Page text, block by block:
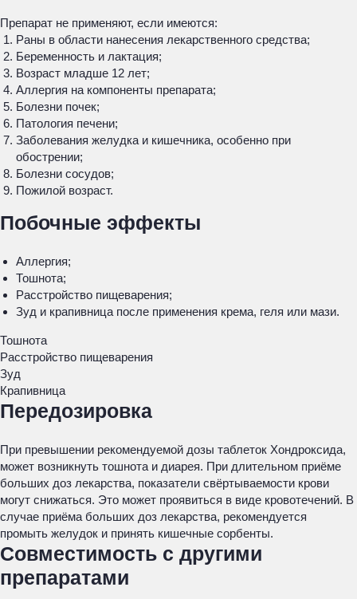
Препарат не применяют, если имеются:
Раны в области нанесения лекарственного средства;
Беременность и лактация;
Возраст младше 12 лет;
Аллергия на компоненты препарата;
Болезни почек;
Патология печени;
Заболевания желудка и кишечника, особенно при
обострении;
Болезни сосудов;
Пожилой возраст.
Побочные эффекты
Аллергия;
Тошнота;
Расстройство пищеварения;
Зуд и крапивница после применения крема, геля или мази.
Тошнота
Расстройство пищеварения
Зуд
Крапивница
Передозировка
При превышении рекомендуемой дозы таблеток Хондроксида,
может возникнуть тошнота и диарея. При длительном приёме
больших доз лекарства, показатели свёртываемости крови
могут снижаться. Это может проявиться в виде кровотечений. В
случае приёма больших доз лекарства, рекомендуется
промыть желудок и принять кишечные сорбенты.
Совместимость с другими
препаратами